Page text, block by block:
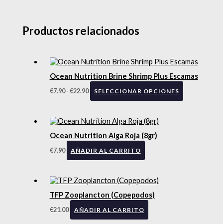
Productos relacionados
Ocean Nutrition Brine Shrimp Plus Escamas
€7.90 -€22.90 SELECCIONAR OPCIONES
Ocean Nutrition Alga Roja (8gr)
€7.90 AÑADIR AL CARRITO
TFP Zooplancton (Copepodos)
€21.00 AÑADIR AL CARRITO